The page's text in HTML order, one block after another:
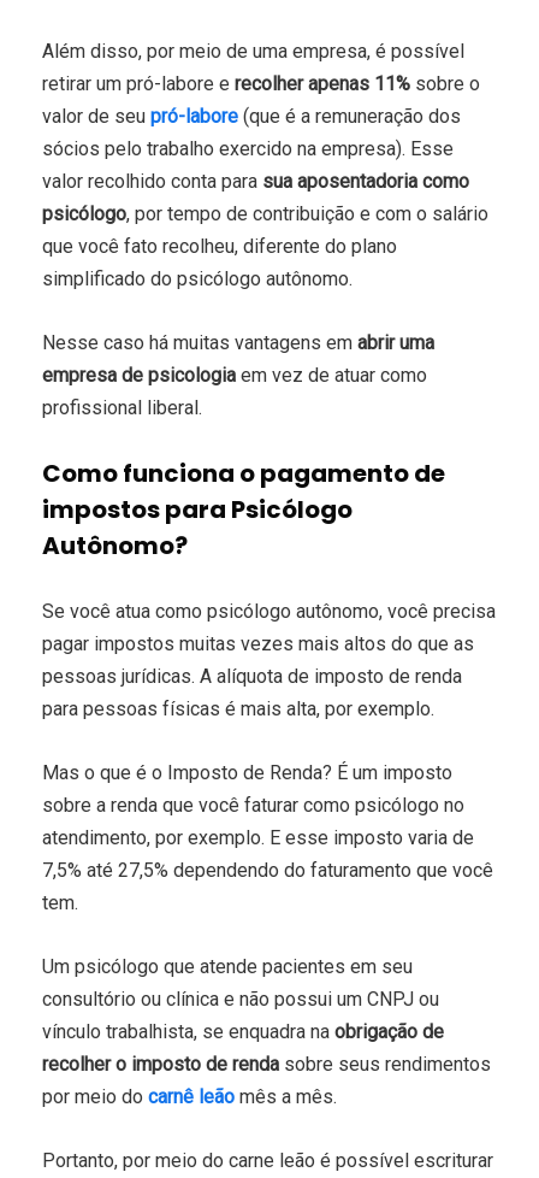
Além disso, por meio de uma empresa, é possível
retirar um pró-labore e recolher apenas 11% sobre o
valor de seu pró-labore (que é a remuneração dos
sócios pelo trabalho exercido na empresa). Esse
valor recolhido conta para sua aposentadoria como
psicólogo, por tempo de contribuição e com o salário
que você fato recolheu, diferente do plano
simplificado do psicólogo autônomo.
Nesse caso há muitas vantagens em abrir uma
empresa de psicologia em vez de atuar como
profissional liberal.
Como funciona o pagamento de
impostos para Psicólogo
Autônomo?
Se você atua como psicólogo autônomo, você precisa
pagar impostos muitas vezes mais altos do que as
pessoas jurídicas. A alíquota de imposto de renda
para pessoas físicas é mais alta, por exemplo.
Mas o que é o Imposto de Renda? É um imposto
sobre a renda que você faturar como psicólogo no
atendimento, por exemplo. E esse imposto varia de
7,5% até 27,5% dependendo do faturamento que você
tem.
Um psicólogo que atende pacientes em seu
consultório ou clínica e não possui um CNPJ ou
vínculo trabalhista, se enquadra na obrigação de
recolher o imposto de renda sobre seus rendimentos
por meio do carnê leão mês a mês.
Portanto, por meio do carne leão é possível escriturar